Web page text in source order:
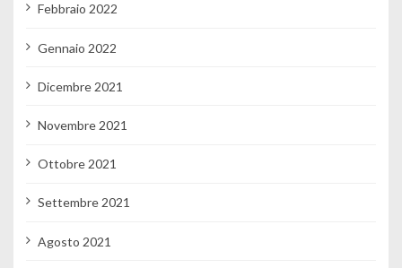
Febbraio 2022
Gennaio 2022
Dicembre 2021
Novembre 2021
Ottobre 2021
Settembre 2021
Agosto 2021